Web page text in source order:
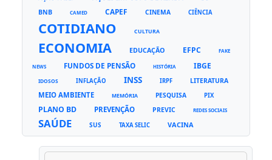
BNB CAMED CAPEF CINEMA CIÊNCIA
COTIDIANO CULTURA
ECONOMIA EDUCAÇÃO EFPC FAKE
NEWS FUNDOS DE PENSÃO HISTÓRIA IBGE
IDOSOS INFLAÇÃO INSS IRPF LITERATURA
MEIO AMBIENTE MEMÓRIA PESQUISA PIX
PLANO BD PREVENÇÃO PREVIC REDES SOCIAIS
SAÚDE SUS TAXA SELIC VACINA